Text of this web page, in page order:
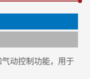
动控制功能，用于